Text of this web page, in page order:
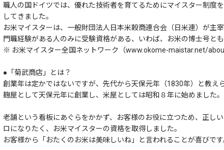
職人の国ドイツでは、優れた技術者を育てるためにマイスター制度
してきました。
お米マイスターは、一般財団法人日本米穀商連合会（日米連）が主
門職経験がある人のみに受験資格がある、いわば、お米の博士号とも
※ お米マイスター全国ネットワーク（www.okome-maistar.net/
●「菊武商店」とは？
創業年は定かではないですが、先代から天保元年（1830年）と教え
麹屋として天保元年に創業し、米屋としては昭和８年に始めました。
老舗という看板にあぐらをかかず、お客様のお役に立つため、正し
ロになりたく、お米マイスターの資格を取得しました。
お客様から「おたくのお米は美味しいね」と言われることが喜びです